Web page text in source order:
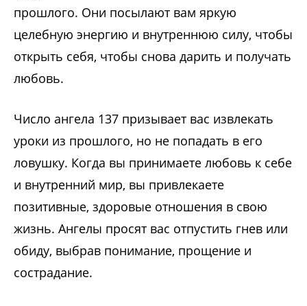
прошлого. Они посылают вам яркую
целебную энергию и внутреннюю силу, чтобы
открыть себя, чтобы снова дарить и получать
любовь.
Число ангела 137 призывает вас извлекать
уроки из прошлого, но не попадать в его
ловушку. Когда вы принимаете любовь к себе
и внутренний мир, вы привлекаете
позитивные, здоровые отношения в свою
жизнь. Ангелы просят вас отпустить гнев или
обиду, выбрав понимание, прощение и
сострадание.